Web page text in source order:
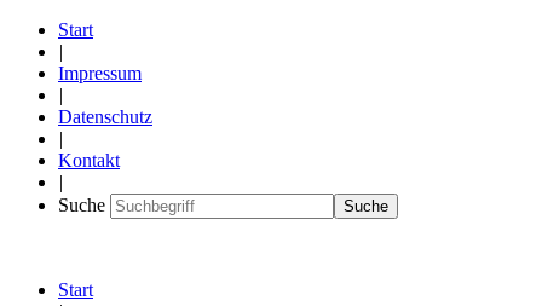
Start
|
Impressum
|
Datenschutz
|
Kontakt
|
Suche
Suche
Start